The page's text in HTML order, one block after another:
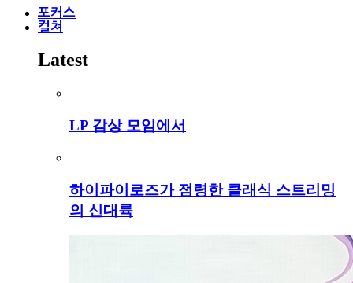
포커스
컬쳐
Latest
LP 감상 모임에서
하이파이로즈가 점령한 클래식 스트리밍
의 신대륙